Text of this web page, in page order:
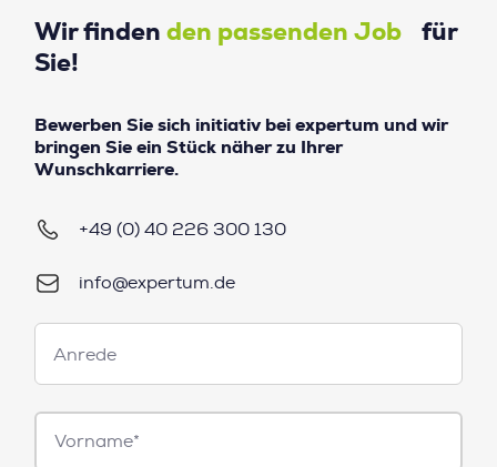
Wir finden den passenden Job für
Sie!
Bewerben Sie sich initiativ bei expertum und wir
bringen Sie ein Stück näher zu Ihrer
Wunschkarriere.
+49 (0) 40 226 300 130
info@expertum.de
Anrede
Anrede
Vorname*